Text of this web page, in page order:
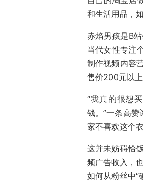
和生活用品，
赤焰男孩是B
当代女性专注
制作视频内容
售价200元以上
“我真的很想
钱。”一条高
家不喜欢这个
这并未妨碍恰
频广告收入，
如何从粉丝中“